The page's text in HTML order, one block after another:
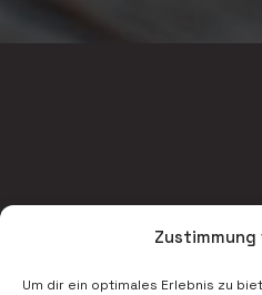
Um dir ein optimales Erlebnis zu